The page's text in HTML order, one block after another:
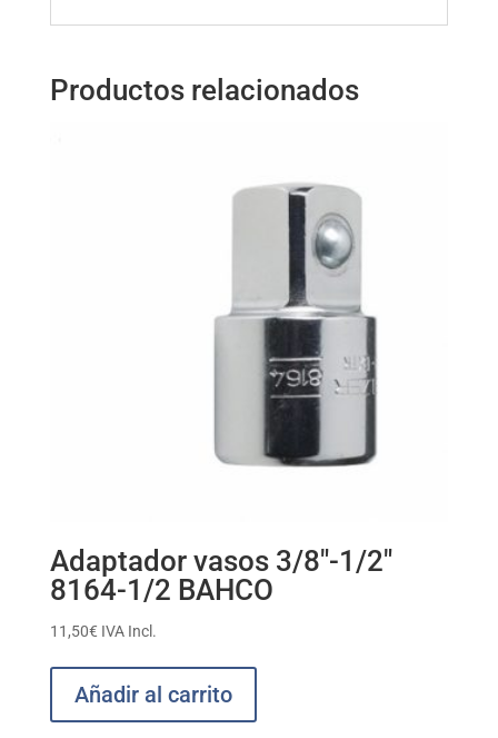
Productos relacionados
Adaptador vasos 3/8″-1/2″
8164-1/2 BAHCO
11,50€ IVA Incl.
Añadir al carrito